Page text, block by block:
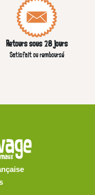
Retours sous 28 jours
Satisfait ou remboursé